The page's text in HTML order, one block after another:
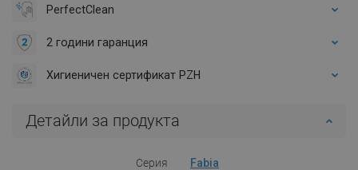
PerfectClean
2 години гаранция
Хигиеничен сертификат PZH
Детайли за продукта
Серия Fabia